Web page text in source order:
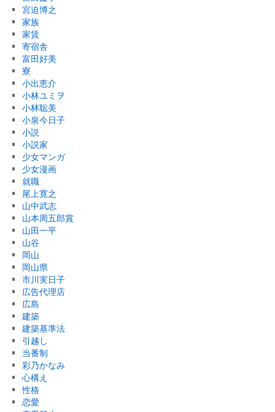
宮迫博之
家族
家賃
寄宿舎
富田好美
寮
小出恵介
小林ユミヲ
小林聡美
小泉今日子
小説
小説家
少女マンガ
少女漫画
就職
尾上寛之
山中武志
山本周五郎賞
山田一平
山谷
岡山
岡山県
市川実日子
広告代理店
広島
建築
建築基準法
引越し
当番制
彩乃かなみ
心構え
性格
恋愛